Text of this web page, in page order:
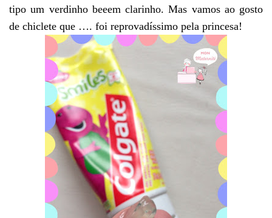
tipo um verdinho beeem clarinho. Mas vamos ao gosto
de chiclete que …. foi reprovadíssimo pela princesa!